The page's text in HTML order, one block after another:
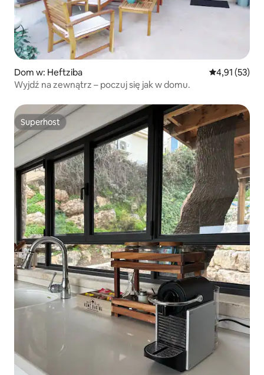
Dom w: Heftziba Średnia
4,91 (53)
Wyjdź na zewnątrz – poczuj się jak w domu.
Superhost
Superhost